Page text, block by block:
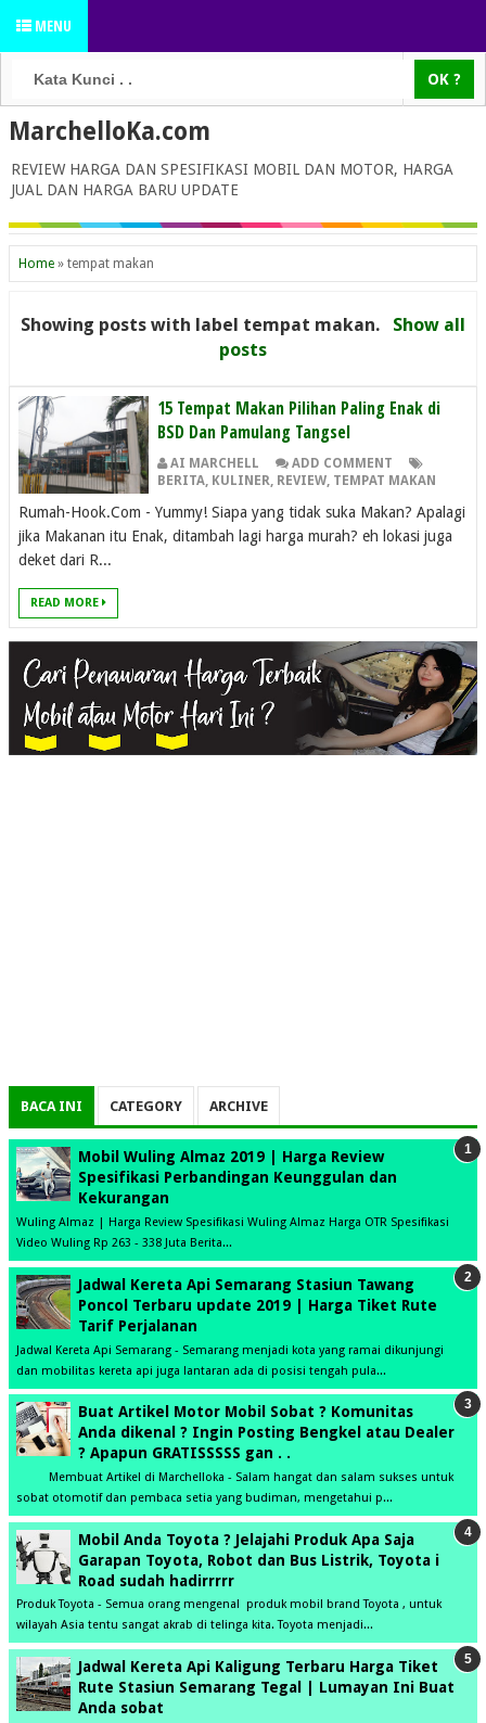
MENU
MarchelloKa.com
REVIEW HARGA DAN SPESIFIKASI MOBIL DAN MOTOR, HARGA
JUAL DAN HARGA BARU UPDATE
Home » tempat makan
Showing posts with label tempat makan.
Show all
posts
15 Tempat Makan Pilihan Paling Enak di
BSD Dan Pamulang Tangsel
AI MARCHELL
ADD COMMENT
BERITA, KULINER, REVIEW, TEMPAT MAKAN
Rumah-Hook.Com - Yummy! Siapa yang tidak suka Makan? Apalagi
jika Makanan itu Enak, ditambah lagi harga murah? eh lokasi juga
deket dari R...
READ MORE
BACA INI CATEGORY ARCHIVE
Mobil Wuling Almaz 2019 | Harga Review
Spesifikasi Perbandingan Keunggulan dan
Kekurangan
Wuling Almaz | Harga Review Spesifikasi Wuling Almaz Harga OTR Spesifikasi
Video Wuling Rp 263 - 338 Juta Berita...
Jadwal Kereta Api Semarang Stasiun Tawang
Poncol Terbaru update 2019 | Harga Tiket Rute
Tarif Perjalanan
Jadwal Kereta Api Semarang - Semarang menjadi kota yang ramai dikunjungi
dan mobilitas kereta api juga lantaran ada di posisi tengah pula...
Buat Artikel Motor Mobil Sobat ? Komunitas
Anda dikenal ? Ingin Posting Bengkel atau Dealer
? Apapun GRATISSSSS gan . .
Membuat Artikel di Marchelloka - Salam hangat dan salam sukses untuk
sobat otomotif dan pembaca setia yang budiman, mengetahui p...
Mobil Anda Toyota ? Jelajahi Produk Apa Saja
Garapan Toyota, Robot dan Bus Listrik, Toyota i
Road sudah hadirrrrr
Produk Toyota - Semua orang mengenal produk mobil brand Toyota , untuk
wilayah Asia tentu sangat akrab di telinga kita. Toyota menjadi...
Jadwal Kereta Api Kaligung Terbaru Harga Tiket
Rute Stasiun Semarang Tegal | Lumayan Ini Buat
Anda sobat